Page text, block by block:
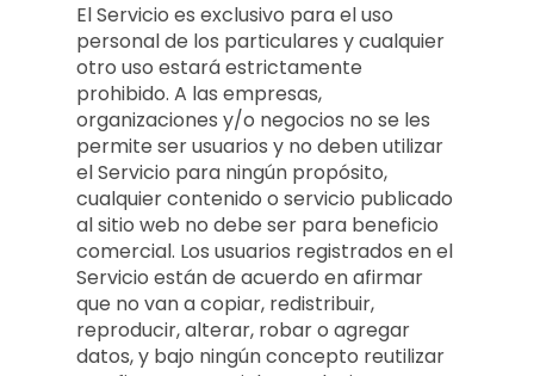
El Servicio es exclusivo para el uso
personal de los particulares y cualquier
otro uso estará estrictamente
prohibido. A las empresas,
organizaciones y/o negocios no se les
permite ser usuarios y no deben utilizar
el Servicio para ningún propósito,
cualquier contenido o servicio publicado
al sitio web no debe ser para beneficio
comercial. Los usuarios registrados en el
Servicio están de acuerdo en afirmar
que no van a copiar, redistribuir,
reproducir, alterar, robar o agregar
datos, y bajo ningún concepto reutilizar